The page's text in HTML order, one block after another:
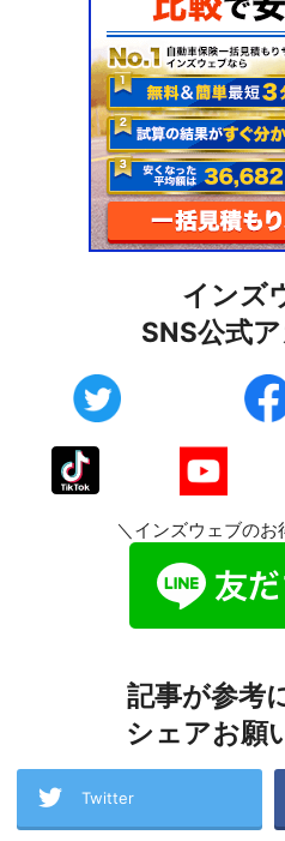
インズ
SNS公式
＼インズウェブのお
記事が参考
シェアお願
Twitter